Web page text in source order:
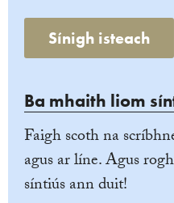
Sínigh isteach
Ba mhaith liom
Faigh scoth na
agus ar líne. Agus
síntiús ann duit!